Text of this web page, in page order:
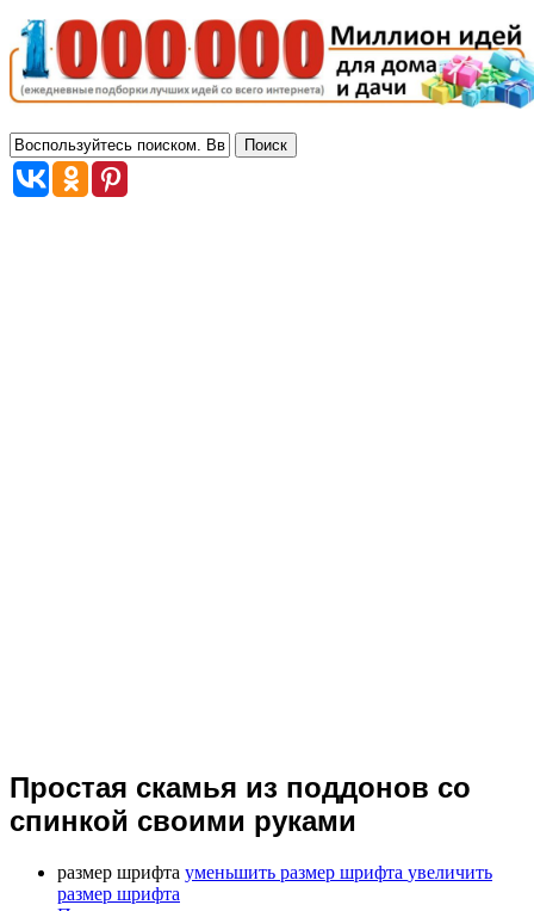
Простая скамья из поддонов со
спинкой своими руками
размер шрифта уменьшить размер шрифта увеличить
размер шрифта